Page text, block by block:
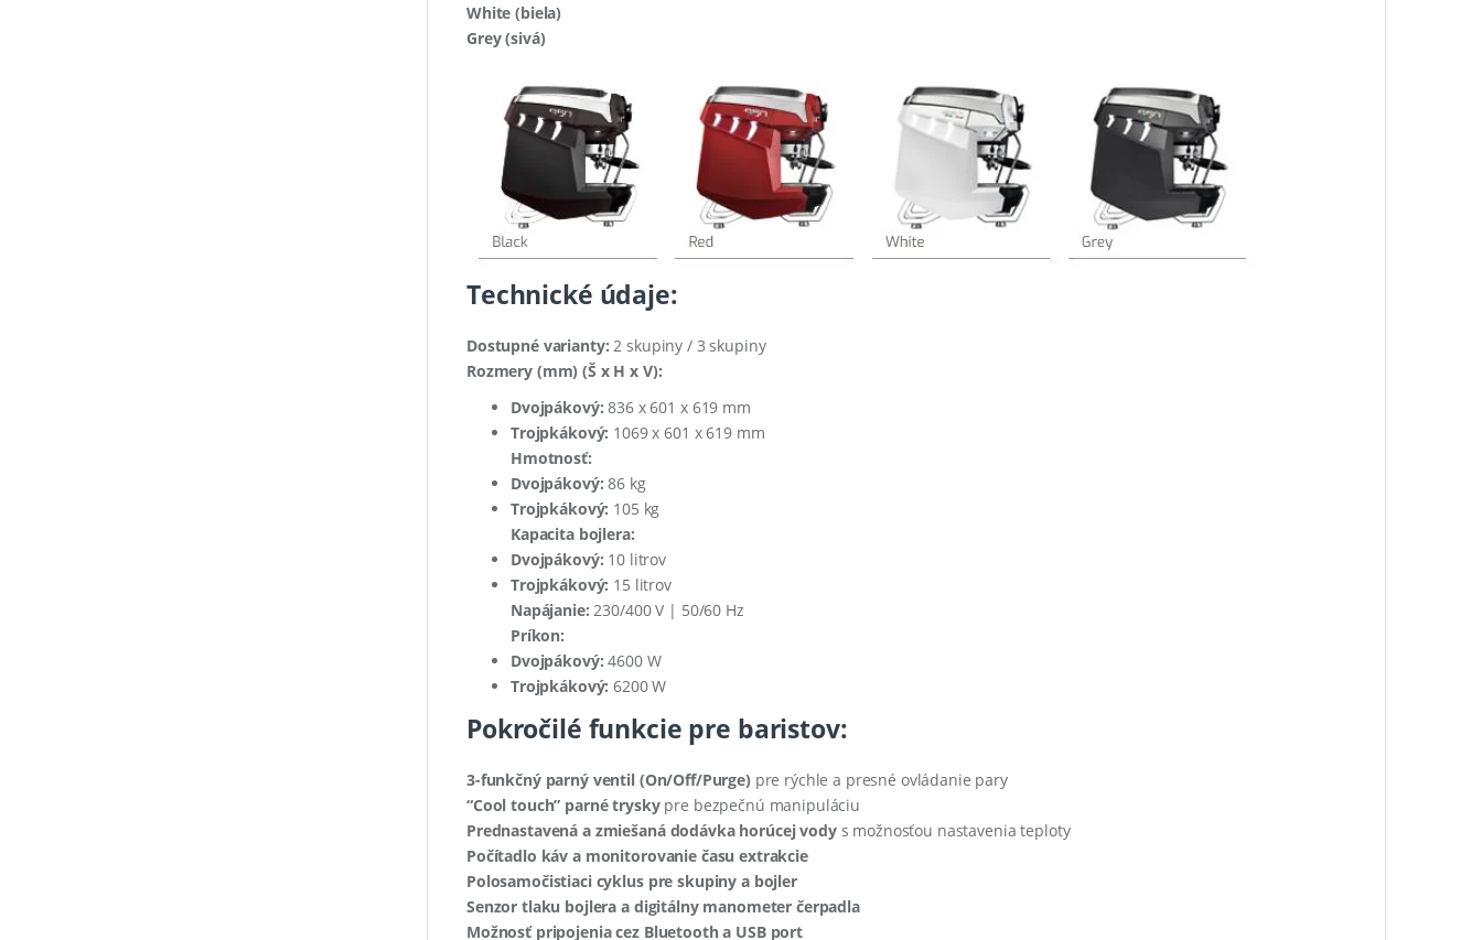
White (biela)
Grey (sivá)
Technické údaje:
Dostupné varianty: 2 skupiny / 3 skupiny
Rozmery (mm) (Š x H x V):
Dvojpákový: 836 x 601 x 619 mm
Trojpkákový: 1069 x 601 x 619 mm
Hmotnosť:
Dvojpákový: 86 kg
Trojpkákový: 105 kg
Kapacita bojlera:
Dvojpákový: 10 litrov
Trojpkákový: 15 litrov
Napájanie: 230/400 V | 50/60 Hz
Príkon:
Dvojpákový: 4600 W
Trojpkákový: 6200 W
Pokročilé funkcie pre baristov:
3-funkčný parný ventil (On/Off/Purge) pre rýchle a presné ovládanie pary
“Cool touch” parné tryskypre bezpečnú manipuláciu
Prednastavená a zmiešaná dodávka horúcej vodys možnosťou nastavenia teploty
Počítadlo káv a monitorovanie času extrakcie
Polosamočistiaci cyklus pre skupiny a bojler
Senzor tlaku bojlera a digitálny manometer čerpadla
Možnosť pripojenia cez Bluetooth a USB port